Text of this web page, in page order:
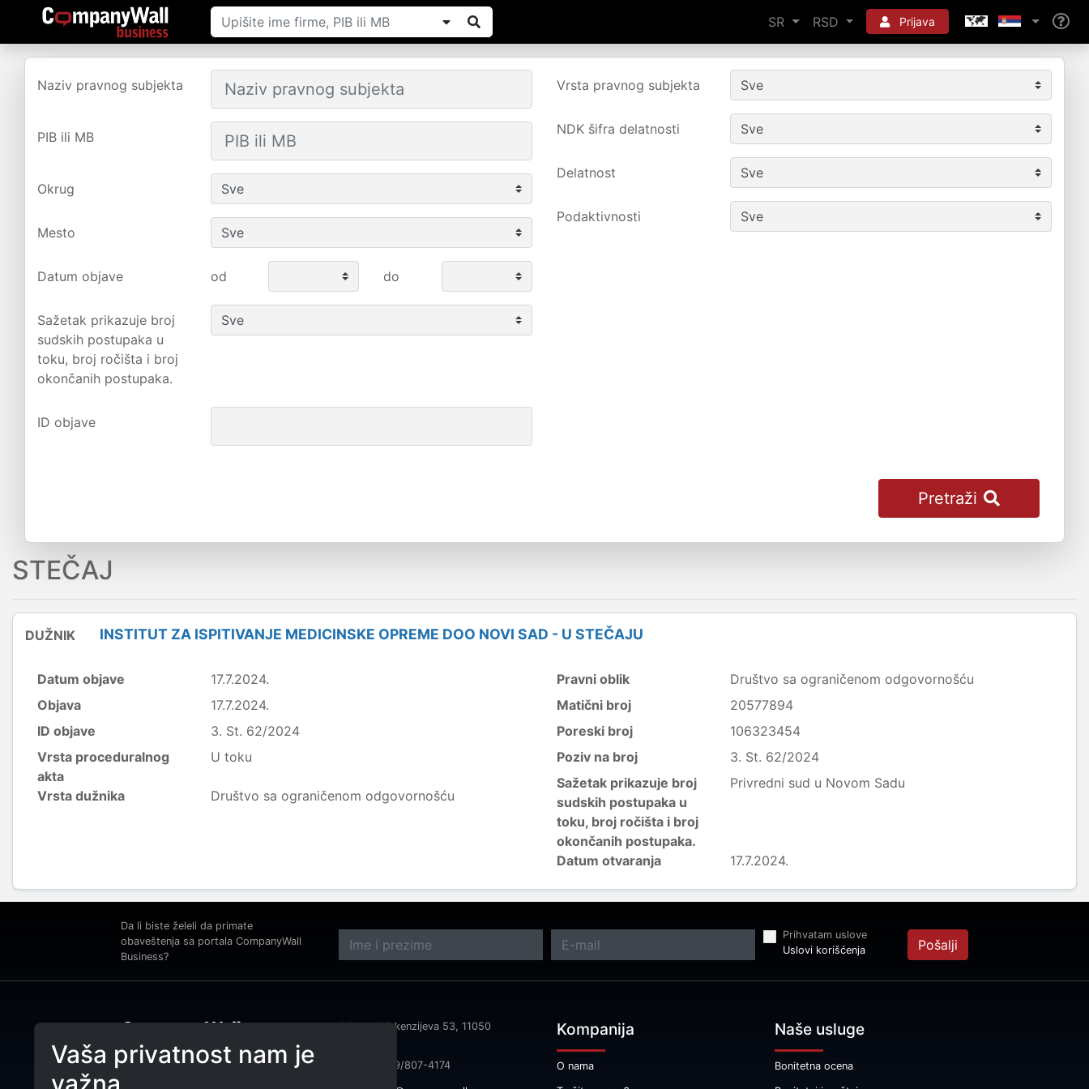
SR RSD Prijava
Naziv pravnog subjekta
PIB ili MB
Okrug
Mesto
Vrsta pravnog subjekta
NDK šifra delatnosti
Delatnost
Podaktivnosti
Datum objave od do
Sažetak prikazuje broj
sudskih postupaka u
toku, broj ročišta i broj
okončanih postupaka.
ID objave
Pretraži
STEČAJ
DUŽNIK INSTITUT ZA ISPITIVANJE MEDICINSKE OPREME DOO NOVI SAD - U STEČAJU
Datum objave
17.7.2024.
Objava
17.7.2024.
ID objave
3. St. 62/2024
Vrsta proceduralnog
akta
U toku
Vrsta dužnika Društvo sa ograničenom odgovornošću
Pravni oblik
Društvo sa ograničenom odgovornošću
Matični broj
20577894
Poreski broj
106323454
Poziv na broj
3. St. 62/2024
Sažetak prikazuje broj
sudskih postupaka u
toku, broj ročišta i broj
okončanih postupaka.
Privredni sud u Novom Sadu
Datum otvaranja 17.7.2024.
Da li biste želeli da primate
obaveštenja sa portala CompanyWall
Business?
Prihvatam uslove
Uslovi korišćenja
Pošalji
Adresa: Makenzijeva 53, 11050
Telefon: 069/807-4174
Kompanija
O nama
Naše usluge
Bonitetna ocena
Vaša privatnost nam je